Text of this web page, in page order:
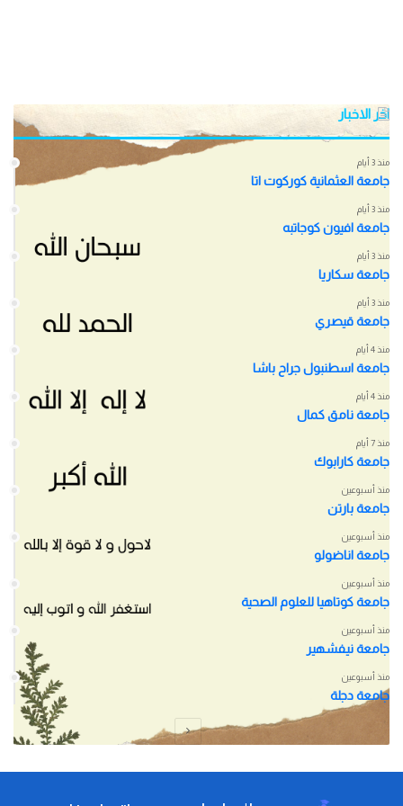
اخر الاخبار
منذ 3 أيام
جامعة العثمانية كوركوت اتا
منذ 3 أيام
جامعة افيون كوجاتبه
منذ 3 أيام
جامعة سكاريا
منذ 3 أيام
جامعة قيصري
منذ 4 أيام
جامعة اسطنبول جراح باشا
منذ 4 أيام
جامعة نامق كمال
منذ 7 أيام
جامعة كارابوك
منذ أسبوعين
جامعة بارتن
منذ أسبوعين
جامعة اناضولو
منذ أسبوعين
جامعة كوتاهيا للعلوم الصحية
منذ أسبوعين
جامعة نيفشهير
منذ أسبوعين
جامعة دجلة